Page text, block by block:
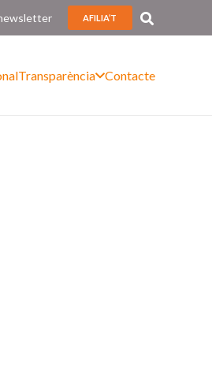
AFILIA’T
Transparència Contacte